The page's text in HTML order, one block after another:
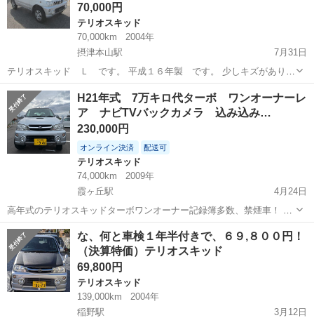
70,000円
テリオスキッド
70,000km
2004年
摂津本山駅
7月31日
テリオスキッド Ｌ です。 平成１６年製 です。 少しキズがありま
すが大きな凹み等はありません。 ４ＷＤです、雪道の実用や趣味の車
としていかがでしょうか！ 走行距離は現在１８０００ｋｍですが平成
２７年...
兵庫 神戸市 摂津本山駅 テリオスキッド
H21年式 7万キロ代ターボ ワンオーナーレ
ア ナビTVバックカメラ 込み込み…
230,000円
オンライン決済 配送可
テリオスキッド
74,000km
2009年
霞ヶ丘駅
4月24日
高年式のテリオスキッドターボワンオーナー記録簿多数、禁煙車！ し
っかり整備しているので、まだまだ乗って頂けます！ 異臭異音無く絶
好調です。エアコンも良好です。 ナビTV（走行中視聴可）バックカメ
ラ付いてます。修復歴無し！ タ...
兵庫 神戸市 霞ヶ丘駅 テリオスキッド
な、何と車検１年半付きで、６９,８００円！
（決算特価）テリオスキッド
69,800円
テリオスキッド
139,000km
2004年
稲野駅
3月12日